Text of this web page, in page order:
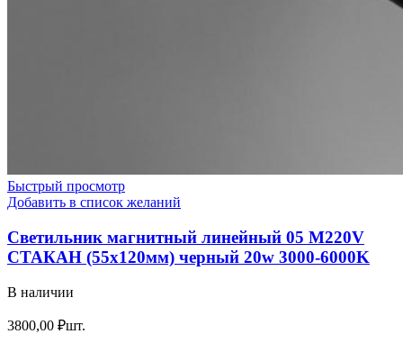
Быстрый просмотр
Добавить в список желаний
Светильник магнитный линейный 05 М220V
СТАКАН (55х120мм) черный 20w 3000-6000K
В наличии
3800,00 ₽шт.